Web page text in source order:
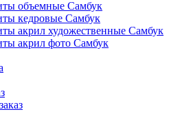
объемные Самбук
кедровые Самбук
акрил художественные Самбук
акрил фото Самбук